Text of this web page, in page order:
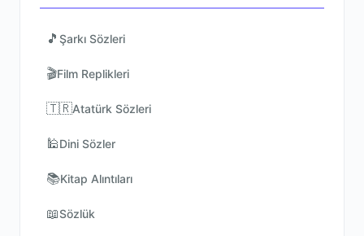
🎵 Şarkı Sözleri
🎬Film Replikleri
🇹🇷Atatürk Sözleri
🕌Dini Sözler
📚Kitap Alıntıları
📖Sözlük